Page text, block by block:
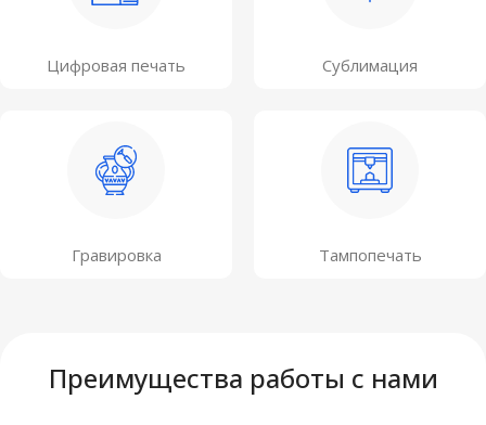
Цифровая печать Сублимация
Гравировка Тампопечать
Преимущества работы с нами